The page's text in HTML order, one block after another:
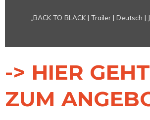
YouTube„BACK TO BLACK | Trailer | Deutsch
-> HIER
ZUM